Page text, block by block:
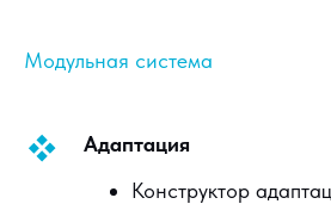
Модульная система
Адаптация
Конструктор